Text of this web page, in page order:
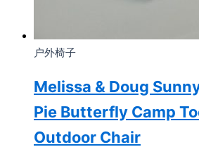
户外椅子
Melissa & Doug
Pie Butterfly Camp
Outdoor Chair